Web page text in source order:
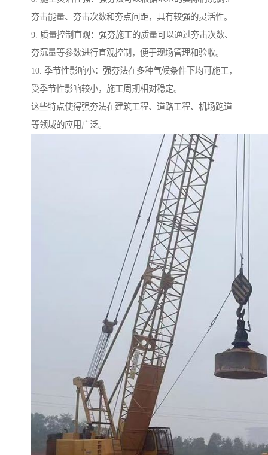
夯击能量、夯击次数和夯点间距，具有较强的灵活性。
9. 质量控制直观：强夯施工的质量可以通过夯击次数、
夯沉量等参数进行直观控制，便于现场管理和验收。
10. 季节性影响小：强夯法在多种气候条件下均可施工，
受季节性影响较小，施工周期相对稳定。
这些特点使得强夯法在建筑工程、道路工程、机场跑道
等领域的应用广泛。